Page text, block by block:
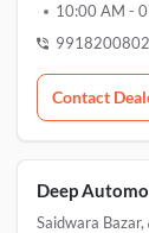
road,
வாரணாசி
10:00 AM -
9918200802
Contact
Deep
Saidwara